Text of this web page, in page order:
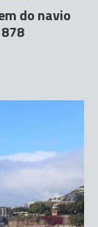
do navio